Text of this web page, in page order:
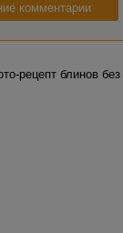
комментарии
рецепт блинов